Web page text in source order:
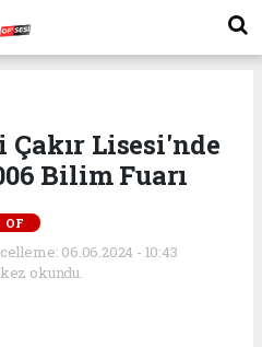
Çakır Lisesi'nde
Bilim Fuarı
OF
06.06.2024 - 10:43
kez okundu.